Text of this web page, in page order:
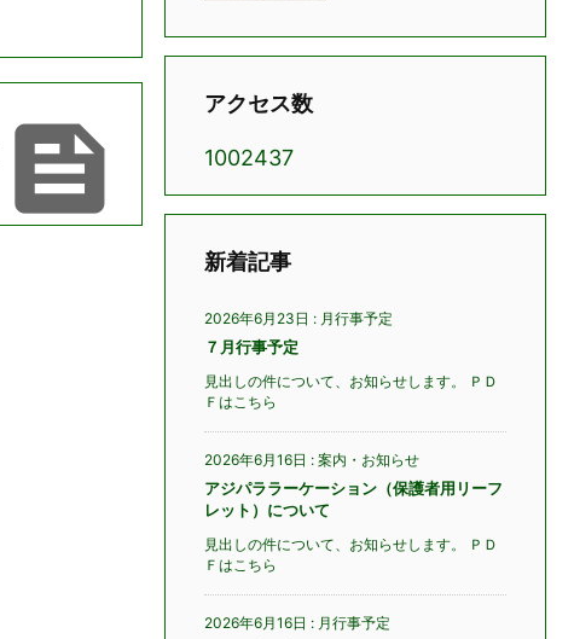

アクセス数
1002437
新着記事
2026年6月23日 : 月行事予定
７月行事予定
見出しの件について、お知らせします。 ＰＤ
Ｆはこちら
2026年6月16日 : 案内・お知らせ
アジパララーケーション（保護者用リーフ
レット）について
見出しの件について、お知らせします。 ＰＤ
Ｆはこちら
2026年6月16日 : 月行事予定